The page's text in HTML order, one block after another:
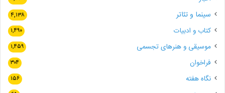
سینما و تئاتر ۴,۱۳۸
کتاب و ادبیات ۱,۴۹۰
موسیقی و هنرهای تجسمی ۱,۴۵۹
فراخوان ۳۰۴
نگاه هفته ۱۵۶